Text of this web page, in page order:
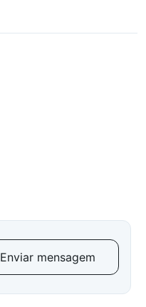
Enviar mensagem